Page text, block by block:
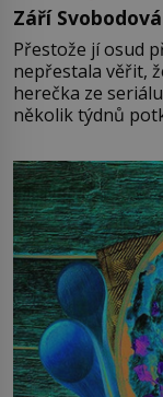
Září
Přestože jí osud
nepřestala věřit, že
herečka ze
několik týdnů